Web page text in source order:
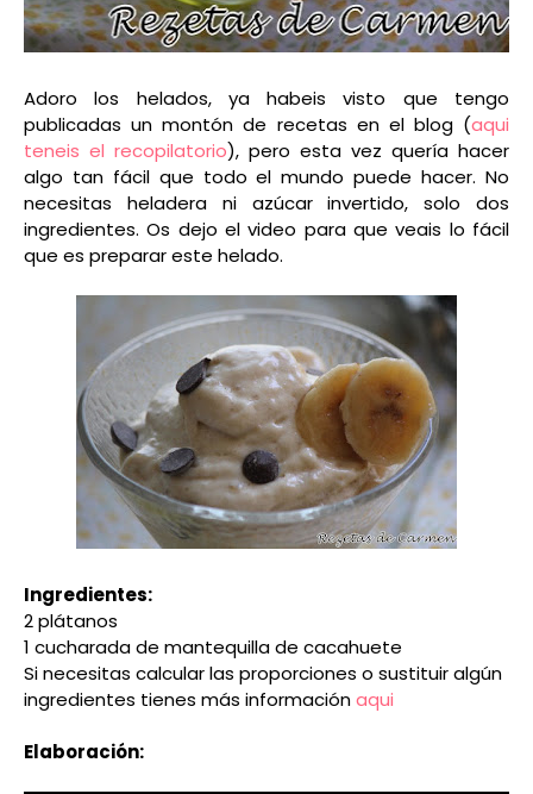
Adoro los helados, ya habeis visto que tengo
publicadas un montón de recetas en el blog (aqui
teneis el recopilatorio), pero esta vez quería hacer
algo tan fácil que todo el mundo puede hacer. No
necesitas heladera ni azúcar invertido, solo dos
ingredientes. Os dejo el video para que veais lo fácil
que es preparar este helado.
Ingredientes:
2 plátanos
1 cucharada de mantequilla de cacahuete
Si necesitas calcular las proporciones o sustituir algún
ingredientes tienes más informaciónaqui
Elaboración: